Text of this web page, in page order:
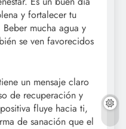
y fortalecer tu
mucha agua y
se ven favorecidos
un mensaje claro
de recuperación y
fluye hacia ti,
de sanación que el